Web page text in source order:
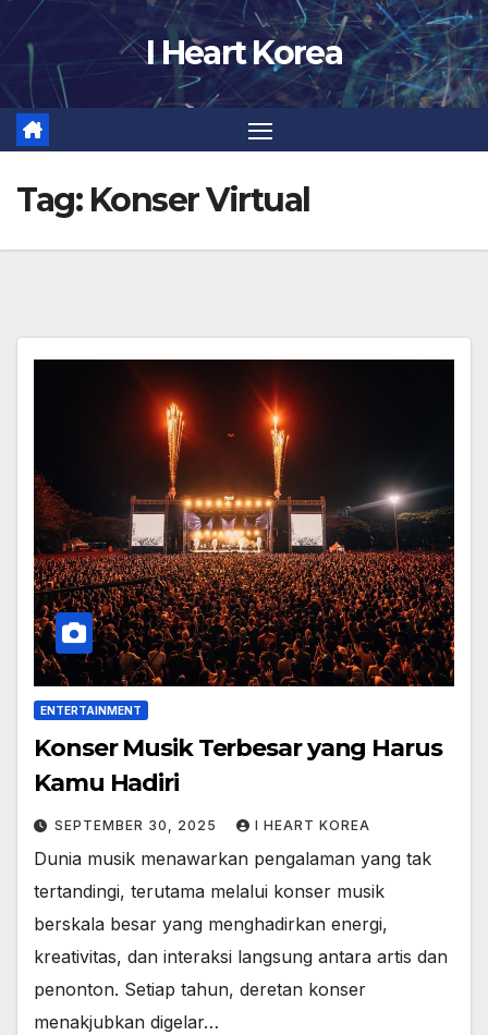
Skip
content
I Heart Korea
Tag: Konser Virtual
ENTERTAINMENT
Konser Musik Terbesar yang Harus
Kamu Hadiri
SEPTEMBER 30, 2025 I HEART KOREA
Dunia musik menawarkan pengalaman yang tak
tertandingi, terutama melalui konser musik
berskala besar yang menghadirkan energi,
kreativitas, dan interaksi langsung antara artis dan
penonton. Setiap tahun, deretan konser
menakjubkan digelar…